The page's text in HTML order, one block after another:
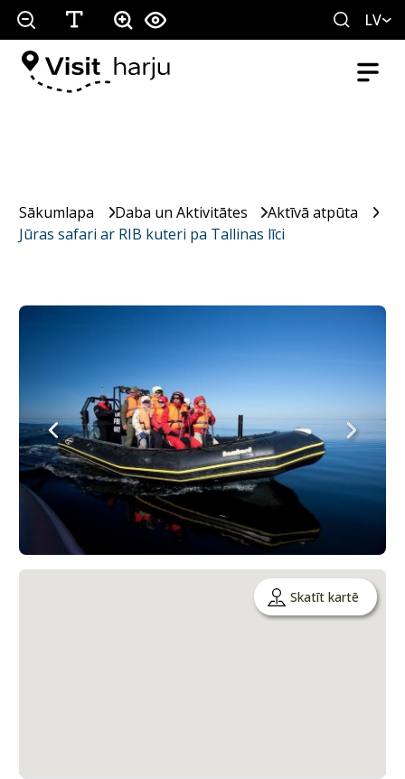
LV
Sākumlapa Daba un Aktivitātes
Aktīvā atpūta
Jūras safari ar RIB kuteri pa Tallinas līci
Skatīt kartē